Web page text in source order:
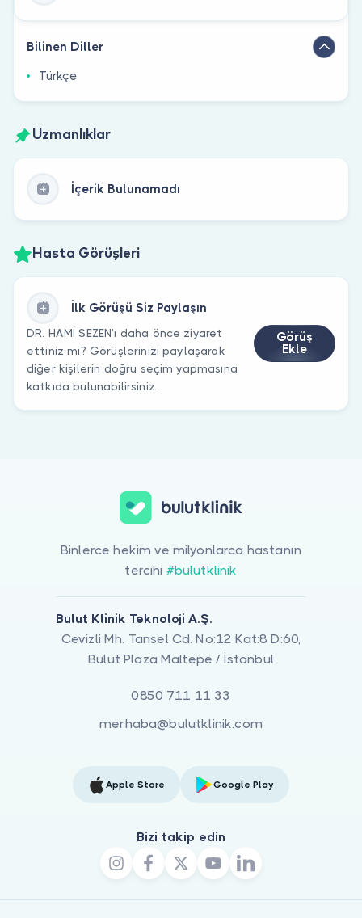
Bilinen Diller
Türkçe
Uzmanlıklar
İçerik Bulunamadı
Hasta Görüşleri
İlk Görüşü Siz Paylaşın
DR. HAMİ SEZEN’ı daha önce ziyaret
ettiniz mi? Görüşlerinizi paylaşarak
diğer kişilerin doğru seçim yapmasına
katkıda bulunabilirsiniz.
Görüş
Ekle
Binlerce hekim ve milyonlarca hastanın
tercihi #bulutklinik
Bulut Klinik Teknoloji A.Ş.
Cevizli Mh. Tansel Cd. No:12 Kat:8 D:60,
Bulut Plaza Maltepe / İstanbul
0850 711 11 33
merhaba@bulutklinik.com
Apple Store Google Play
Bizi takip edin